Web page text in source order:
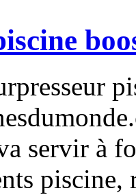
servir à